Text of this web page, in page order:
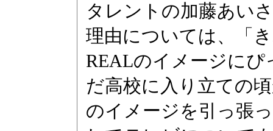
タレントの加藤あい
理由については、「
REALのイメージにぴ
だ高校に入り立ての
のイメージを引っ張